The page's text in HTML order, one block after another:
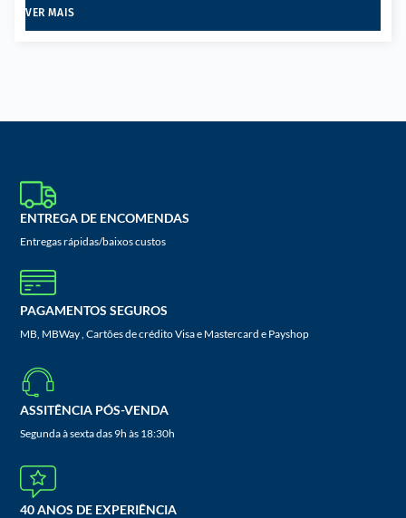
VER MAIS
ENTREGA DE ENCOMENDAS
Entregas rápidas/baixos custos
PAGAMENTOS SEGUROS
MB, MBWay , Cartões de crédito Visa e Mastercard e Payshop
ASSITÊNCIA PÓS-VENDA
Segunda à sexta das 9h às 18:30h
40 ANOS DE EXPERIÊNCIA